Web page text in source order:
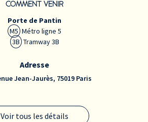
-
-
-
-
COMMENT VENIR
Voir tous les détails
Porte de Pantin
M5 Métro ligne 5
3B Tramway 3B
Adresse
Jean-Jaurès, 75019 Paris